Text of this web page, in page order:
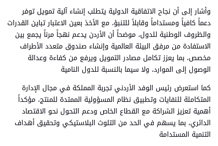
وأشار إلى أن نجاح الاتفاقية الدولية يتطلب إنشاء آلية تمويل توفر
دعماً كافياً ومستداماً وقابلاً للتنبؤ، مع الأخذ بعين الاعتبار تباين القدرات
والظروف الوطنية للدول، موضحاً أن الأردن يدعم نهجاً مرناً يجمع بين
الاستفادة من مرفق البيئة العالمية وإنشاء صندوق متعدد الأطراف
مخصص، بما يعزز تكامل مصادر التمويل ويرفع من كفاءة وعدالة
الوصول إلى الموارد، ولا سيما بالنسبة للدول النامية
كما استعرض رئيس الوفد الأردني تجربة المملكة في مجال الإدارة
المتكاملة للنفايات وتطبيق نظام المسؤولية الممتدة للمنتج، مؤكداً
أهمية تعزيز الشراكة مع القطاع الخاص ودعم التحول نحو الاقتصاد
الدائري، بما يسهم في الحد من التلوث البلاستيكي وتحقيق أهداف
التنمية المستدامة